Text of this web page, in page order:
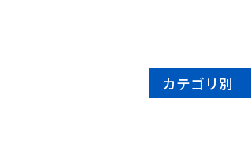
カテゴリ別